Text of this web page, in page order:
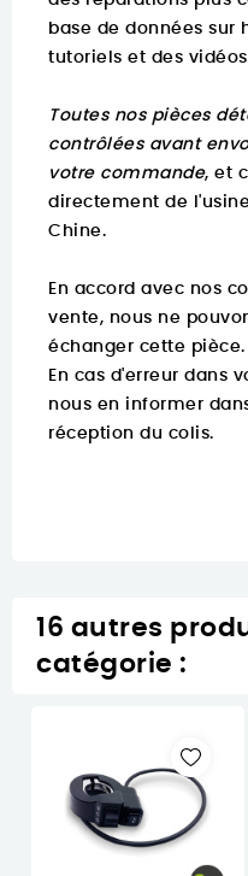
base de données sur
tutoriels et des
Toutes nos pièces
contrôlées avant
votre commande, et
directement de
Chine.
En accord avec nos
vente, nous ne
échanger cette pièce.
En cas d'erreur dans
nous en informer
réception du colis.
16 autres
catégorie :